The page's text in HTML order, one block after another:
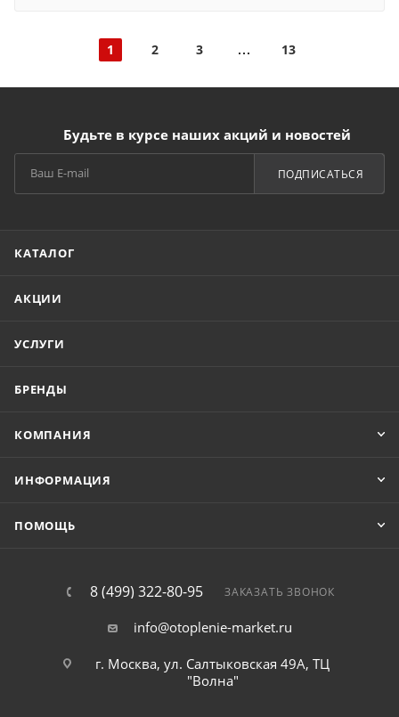
1 2 3 13
Будьте в курсе наших акций и новостей
ПОДПИСАТЬСЯ
КАТАЛОГ
АКЦИИ
УСЛУГИ
БРЕНДЫ
КОМПАНИЯ
ИНФОРМАЦИЯ
ПОМОЩЬ
8 (499) 322-80-95 ЗАКАЗАТЬ ЗВОНОК
info@otoplenie-market.ru
г. Москва, ул. Салтыковская 49А, ТЦ
"Волна"